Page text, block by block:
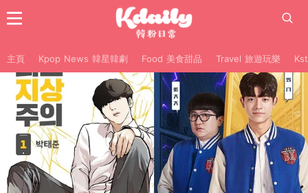
主頁 Kpop News 韓星韓劇 Food 美食甜品 Travel 旅遊玩樂